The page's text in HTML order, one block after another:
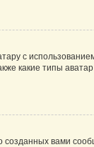
с
какие типы
вами